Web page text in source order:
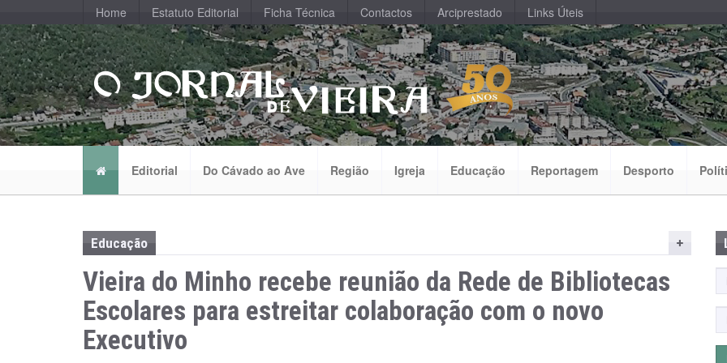
Home Estatuto Editorial Ficha Técnica Contactos Arciprestado Links Úteis
Editorial Do Cávado ao Ave Região Igreja Educação Reportagem Desporto
Educação
Vieira do Minho recebe reunião da Rede de Bibliotecas
Escolares para estreitar colaboração com o novo
Executivo